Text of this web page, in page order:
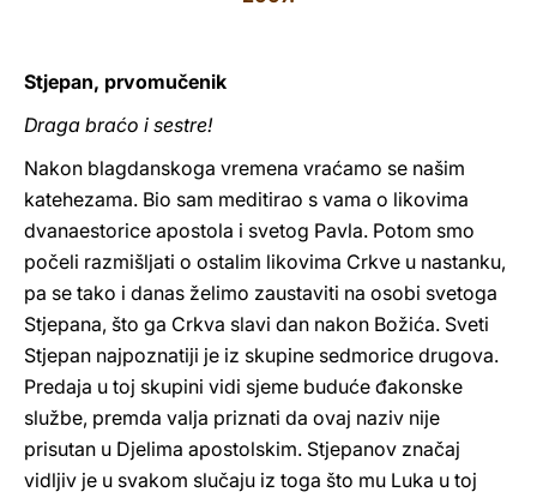
Stjepan, prvomučenik
Draga braćo i sestre!
Nakon blagdanskoga vremena vraćamo se našim
katehezama. Bio sam meditirao s vama o likovima
dvanaestorice apostola i svetog Pavla. Potom smo
počeli razmišljati o ostalim likovima Crkve u nastanku,
pa se tako i danas želimo zaustaviti na osobi svetoga
Stjepana, što ga Crkva slavi dan nakon Božića. Sveti
Stjepan najpoznatiji je iz skupine sedmorice drugova.
Predaja u toj skupini vidi sjeme buduće đakonske
službe, premda valja priznati da ovaj naziv nije
prisutan u Djelima apostolskim. Stjepanov značaj
vidljiv je u svakom slučaju iz toga što mu Luka u toj